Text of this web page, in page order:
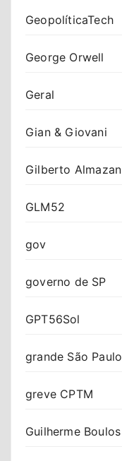
GeopolíticaTech
George Orwell
Geral
Gian & Giovani
Gilberto Almazan
GLM52
gov
governo de SP
GPT56Sol
grande São Paulo
greve CPTM
Guilherme Boulos